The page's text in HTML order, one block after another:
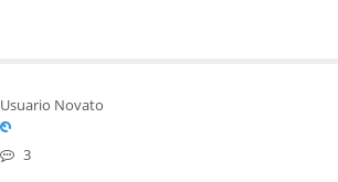
Usuario Novato
3